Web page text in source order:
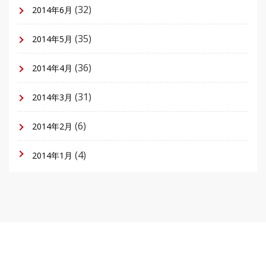
2014年6月 (32)
2014年5月 (35)
2014年4月 (36)
2014年3月 (31)
2014年2月 (6)
2014年1月 (4)